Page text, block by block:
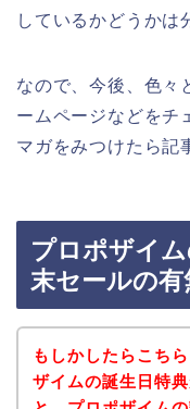
しているかどうかは
なので、今後、色々
ームページなどをチ
マガをみつけたら記
プロポザイ
末セールの有
もしかしたらこち
ザイムの誕生日特